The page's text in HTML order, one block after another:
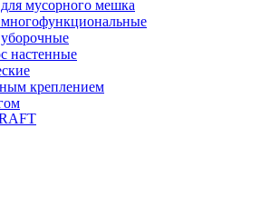
мусорного мешка
настенные
креплением